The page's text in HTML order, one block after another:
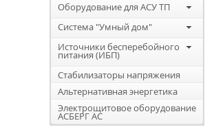
Оборудование для АСУ ТП
Система "Умный дом"
Источники бесперебойного
питания (ИБП)
Стабилизаторы напряжения
Альтернативная энергетика
Электрощитовое оборудование
АСБЕРГ АС